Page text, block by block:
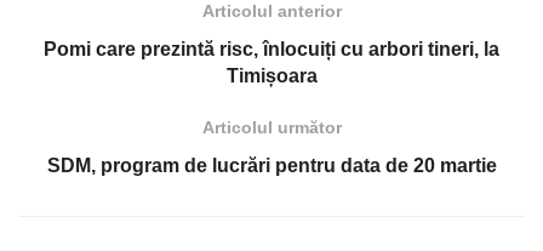
Articolul anterior
Pomi care prezintă risc, înlocuiți cu arbori tineri, la
Timișoara
Articolul următor
SDM, program de lucrări pentru data de 20 martie